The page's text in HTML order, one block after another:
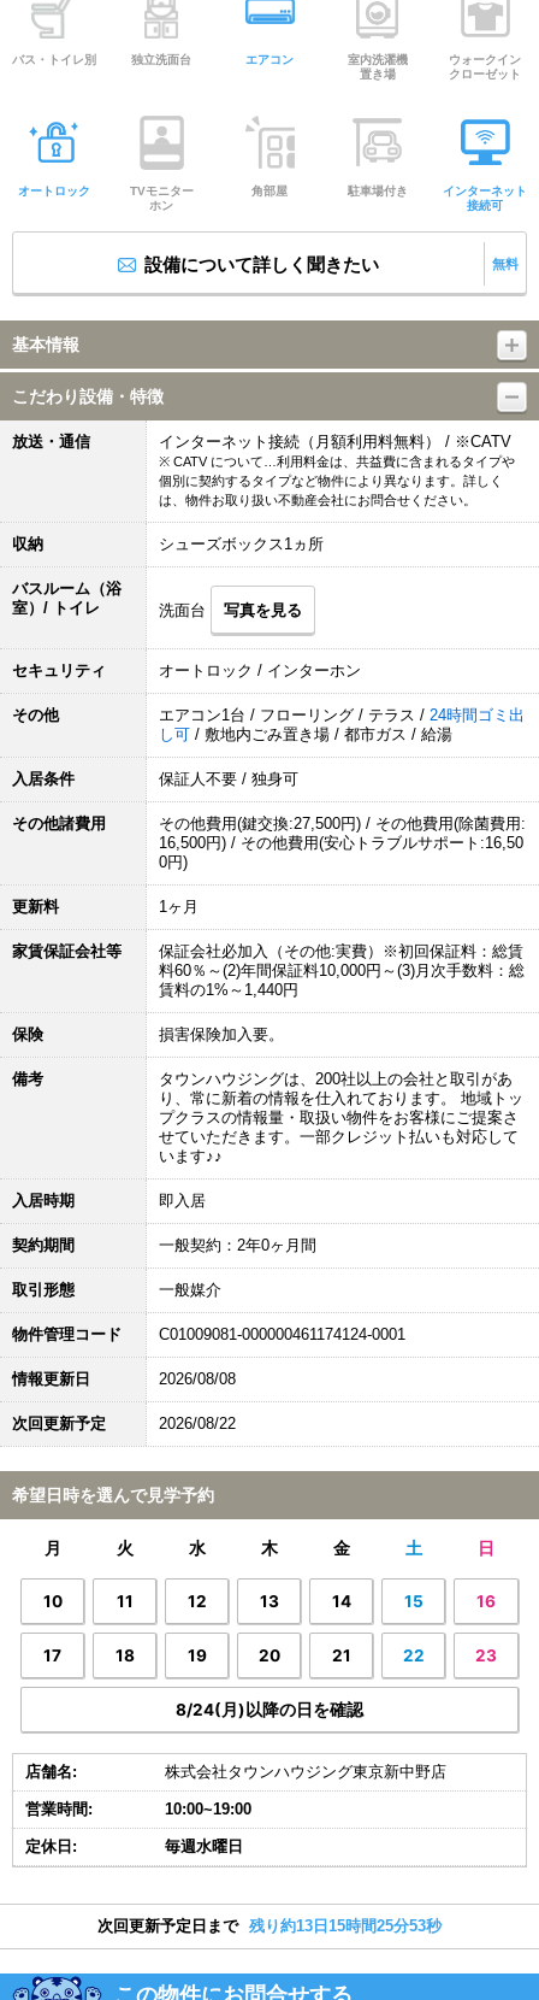
バス・トイレ別 独立洗面台 エアコン
室内洗濯機
置き場
ウォークイン
クローゼット
オートロック
TVモニター
ホン
角部屋 駐車場付き
インターネット
接続可
設備について詳しく聞きたい 無料
基本情報
こだわり設備・特徴
放送・通信 インターネット接続（月額利用料無料） / ※CATV
※ CATV について…利用料金は、共益費に含まれるタイプや
個別に契約するタイプなど物件により異なります。詳しく
は、物件お取り扱い不動産会社にお問合せください。
収納 シューズボックス1ヵ所
バスルーム（浴
室）/ トイレ
洗面台 写真を見る
セキュリティ オートロック / インターホン
その他 エアコン1台 / フローリング / テラス / 24時間ゴミ出
し可 / 敷地内ごみ置き場 / 都市ガス / 給湯
入居条件 保証人不要 / 独身可
その他諸費用
その他費用(鍵交換:27,500円) / その他費用(除菌費用:
16,500円) / その他費用(安心トラブルサポート:16,50
0円)
更新料 1ヶ月
家賃保証会社等
保証会社必加入（その他:実費）※初回保証料：総賃
料60％～(2)年間保証料10,000円～(3)月次手数料：総
賃料の1%～1,440円
保険 損害保険加入要。
備考
タウンハウジングは、200社以上の会社と取引があ
り、常に新着の情報を仕入れております。 地域トッ
プクラスの情報量・取扱い物件をお客様にご提案さ
せていただきます。一部クレジット払いも対応して
います♪♪
入居時期 即入居
契約期間 一般契約：2年0ヶ月間
取引形態 一般媒介
物件管理コード C01009081-000000461174124-0001
情報更新日 2026/08/08
次回更新予定 2026/08/22
希望日時を選んで見学予約
月 火 水 木 金 土 日
10 11 12 13 14 15 16
17 18 19 20 21 22 23
8/24(月)以降の日を確認
店舗名: 株式会社タウンハウジング東京新中野店
営業時間: 10:00~19:00
定休日: 毎週水曜日
次回更新予定日まで 残り約13日15時間25分52秒
この物件にお問合せする